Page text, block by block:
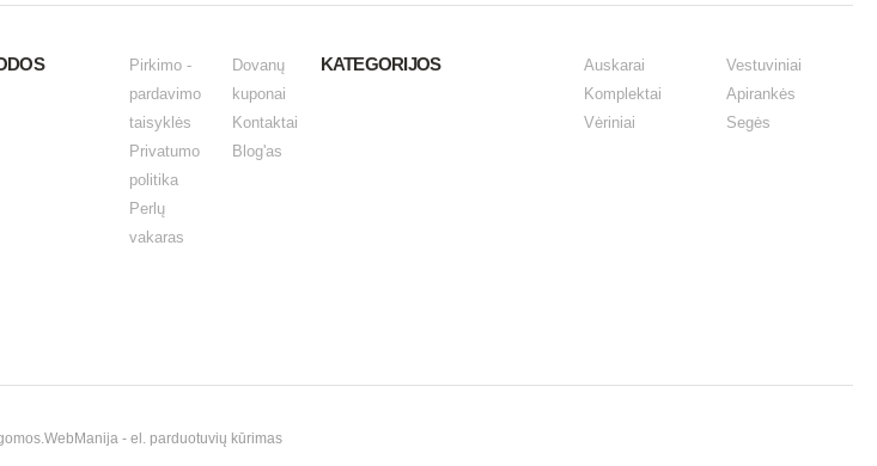
Pirkimo -
pardavimo
taisyklės
Privatumo
politika
Perlų
vakaras
Dovanų
kuponai
Kontaktai
Blog'as
KATEGORIJOS
Auskarai
Komplektai
Vėriniai
Vestuviniai
Apirankės
Segės
WebManija - el. parduotuvių kūrimas